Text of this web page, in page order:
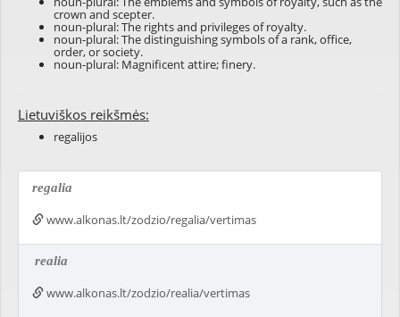
crown and scepter.
noun-plural: The rights and privileges of royalty.
noun-plural: The distinguishing symbols of a rank, office,
order, or society.
noun-plural: Magnificent attire; finery.
Lietuviškos reikšmės:
regalijos
regalia
www.alkonas.lt/zodzio/regalia/vertimas
realia
www.alkonas.lt/zodzio/realia/vertimas